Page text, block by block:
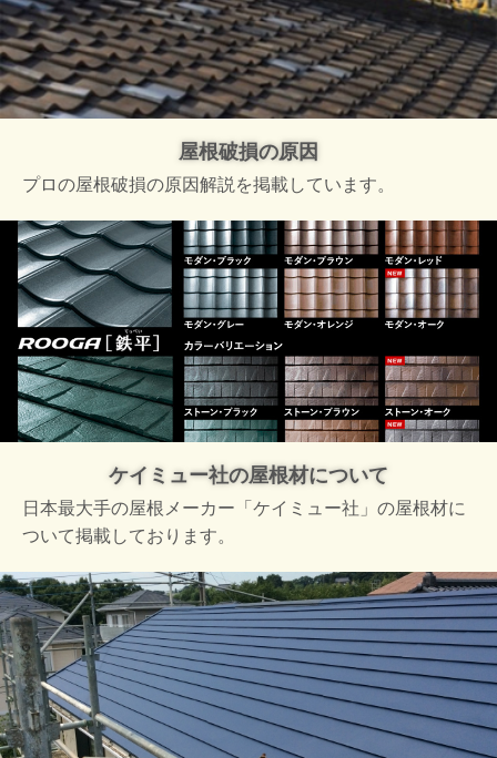
屋根破損の原因
プロの屋根破損の原因解説を掲載しています。
ケイミュー社の屋根材について
日本最大手の屋根メーカー「ケイミュー社」の屋根材に
ついて掲載しております。